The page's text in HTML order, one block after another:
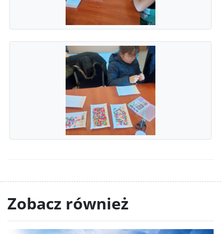
Zobacz również